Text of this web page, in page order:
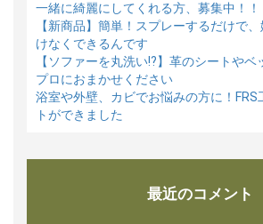
一緒に綺麗にしてくれる方、募集中！！
【新商品】簡単！スプレーするだけで
けなくできるんです
【ソファーを丸洗い⁉】革のシートや
プロにおまかせください
浴室や外壁、カビでお悩みの方に！FRS
トができました
最近のコメント